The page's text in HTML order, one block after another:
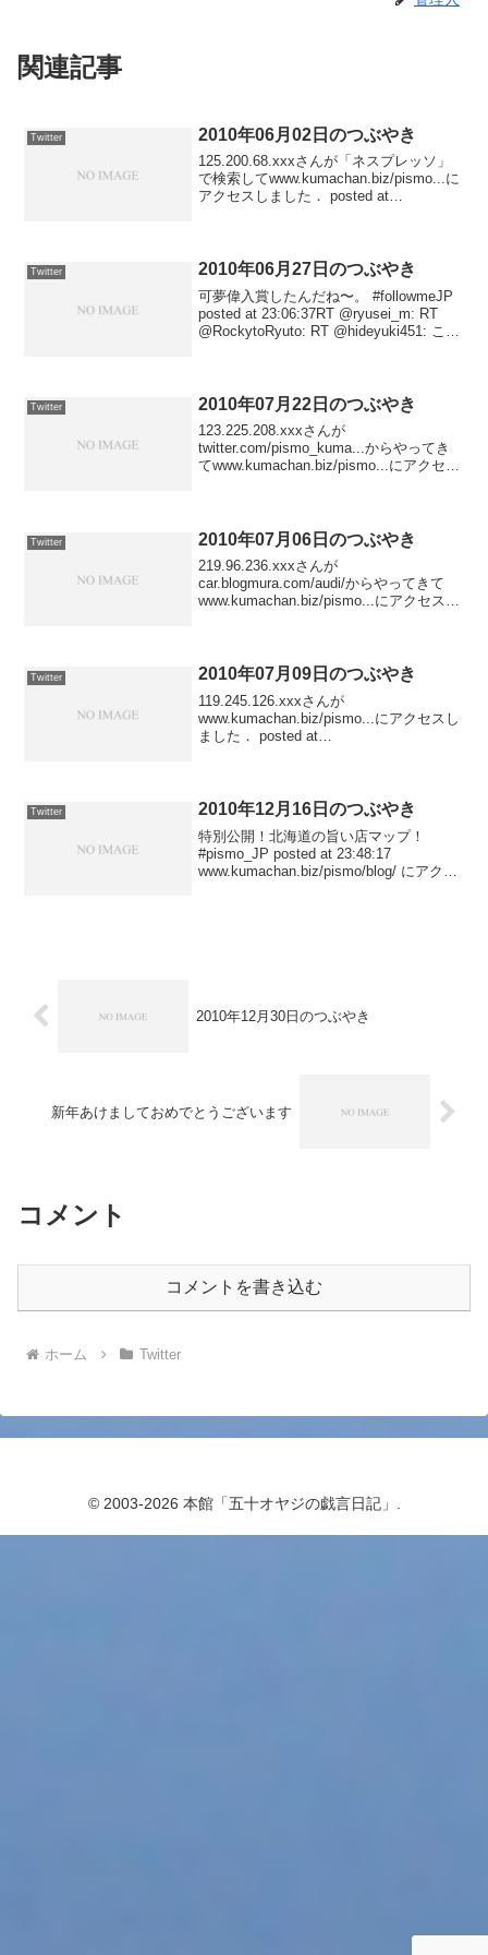
関連記事
Twitter 2010年06月02日のつぶやき
125.200.68.xxxさんが「ネスプレッソ」
で検索してwww.kumachan.biz/pismo...に
アクセスしました． posted at
Twitter 2010年06月27日のつぶやき
可夢偉入賞したんだね〜。 #followmeJP
posted at 23:06:37RT @ryusei_m: RT
@RockytoRyuto: RT @hideyuki451: この
Twitter 2010年07月22日のつぶやき
123.225.208.xxxさんが
twitter.com/pismo_kuma...からやってき
てwww.kumachan.biz/pismo...にアクセス
Twitter 2010年07月06日のつぶやき
219.96.236.xxxさんが
car.blogmura.com/audi/からやってきて
www.kumachan.biz/pismo...にアクセスし
Twitter 2010年07月09日のつぶやき
119.245.126.xxxさんが
www.kumachan.biz/pismo...にアクセスし
ました． posted at
Twitter 2010年12月16日のつぶやき
特別公開！北海道の旨い店マップ！
#pismo_JP posted at 23:48:17
www.kumachan.biz/pismo/blog/ にアクセ
2010年12月30日のつぶやき
新年あけましておめでとうございます
コメント
コメントを書き込む
ホーム Twitter
© 2003-2026 本館「五十オヤジの戯言日記」.